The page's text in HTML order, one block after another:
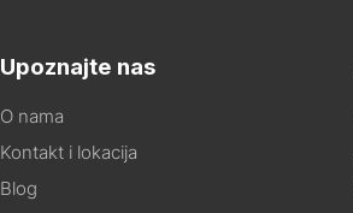
Upoznajte nas
O nama
Kontakt i lokacija
Blog